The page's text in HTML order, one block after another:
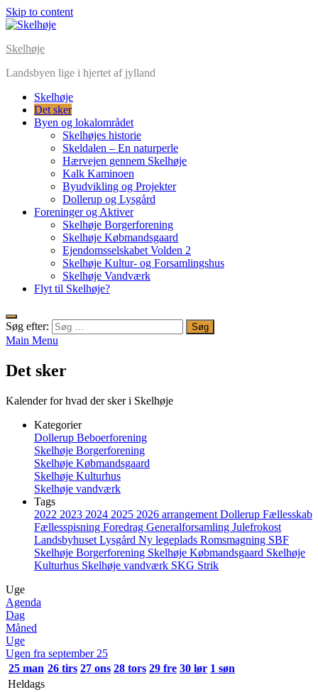
Skip to content
Skelhøje
Landsbyen lige i hjertet af jylland
Skelhøje
Det sker
Byen og lokalområdet
Skelhøjes historie
Skeldalen – En naturperle
Hærvejen gennem Skelhøje
Kalk Kaminoen
Byudvikling og Projekter
Dollerup og Lysgård
Foreninger og Aktiver
Skelhøje Borgerforening
Skelhøje Købmandsgaard
Ejendomsselskabet Volden 2
Skelhøje Kultur- og Forsamlingshus
Skelhøje Vandværk
Flyt til Skelhøje?
Søg efter:
Main Menu
Det sker
Kalender for hvad der sker i Skelhøje
Kategorier
Dollerup Beboerforening
Skelhøje Borgerforening
Skelhøje Købmandsgaard
Skelhøje Kulturhus
Skelhøje vandværk
Tags
2022 2023 2024 2025 2026 arrangement Dollerup Fællesskab
Fællesspisning Foredrag Generalforsamling Julefrokost
Landsbyhuset Lysgård Ny legeplads Romsmagning SBF
Skelhøje Borgerforening Skelhøje Købmandsgaard Skelhøje
Kulturhus Skelhøje vandværk SKG Strik
Uge
Agenda
Dag
Måned
Uge
Ugen fra september 25
25 man 26 tirs 27 ons 28 tors 29 fre 30 lør 1 søn
Heldags